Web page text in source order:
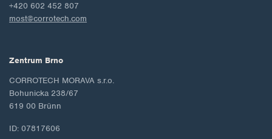
+420 602 452 807
most@corrotech.com
Zentrum Brno
CORROTECH MORAVA s.r.o.
Bohunicka 238/67
619 00 Brünn
ID: 07817606